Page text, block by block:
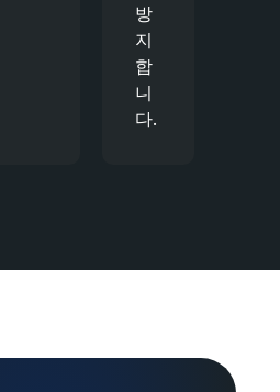
방
지
합
니
다.